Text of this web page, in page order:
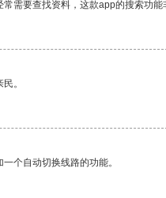
需要查找资料，这款app的搜索功能
。
个自动切换线路的功能。